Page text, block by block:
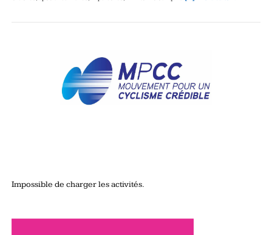
Impossible de charger les activités.